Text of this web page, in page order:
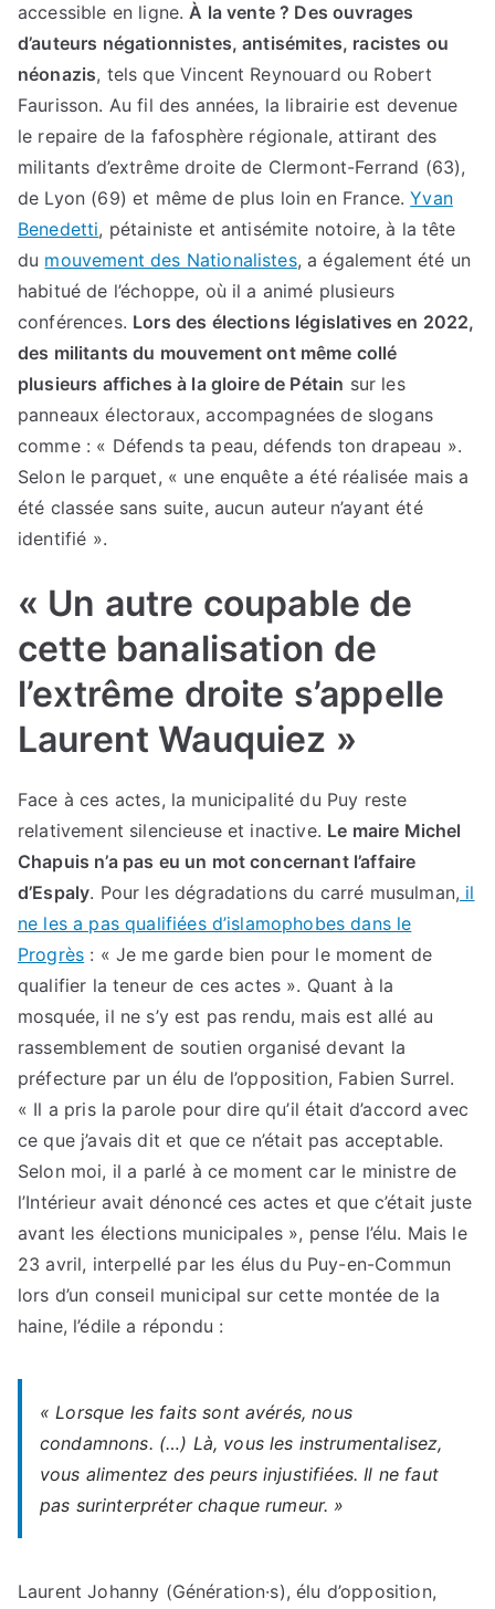
accessible en ligne. À la vente ? Des ouvrages
d’auteurs négationnistes, antisémites, racistes ou
néonazis, tels que Vincent Reynouard ou Robert
Faurisson. Au fil des années, la librairie est devenue
le repaire de la fafosphère régionale, attirant des
militants d’extrême droite de Clermont-Ferrand (63),
de Lyon (69) et même de plus loin en France.Yvan
Benedetti, pétainiste et antisémite notoire, à la tête
du mouvement des Nationalistes, a également été un
habitué de l’échoppe, où il a animé plusieurs
conférences. Lors des élections législatives en 2022,
des militants du mouvement ont même collé
plusieurs affiches à la gloire de Pétain sur les
panneaux électoraux, accompagnées de slogans
comme : « Défends ta peau, défends ton drapeau ».
Selon le parquet, « une enquête a été réalisée mais a
été classée sans suite, aucun auteur n’ayant été
identifié ».
« Un autre coupable de
cette banalisation de
l’extrême droite s’appelle
Laurent Wauquiez »
Face à ces actes, la municipalité du Puy reste
relativement silencieuse et inactive. Le maire Michel
Chapuis n’a pas eu un mot concernant l’affaire
d’Espaly. Pour les dégradations du carré musulman, il
ne les a pas qualifiées d’islamophobes dans le
Progrès : « Je me garde bien pour le moment de
qualifier la teneur de ces actes ». Quant à la
mosquée, il ne s’y est pas rendu, mais est allé au
rassemblement de soutien organisé devant la
préfecture par un élu de l’opposition, Fabien Surrel.
« Il a pris la parole pour dire qu’il était d’accord avec
ce que j’avais dit et que ce n’était pas acceptable.
Selon moi, il a parlé à ce moment car le ministre de
l’Intérieur avait dénoncé ces actes et que c’était juste
avant les élections municipales », pense l’élu. Mais le
23 avril, interpellé par les élus du Puy-en-Commun
lors d’un conseil municipal sur cette montée de la
haine, l’édile a répondu :
« Lorsque les faits sont avérés, nous
condamnons. (…) Là, vous les instrumentalisez,
vous alimentez des peurs injustifiées. Il ne faut
pas surinterpréter chaque rumeur. »
Laurent Johanny (Génération·s), élu d’opposition,